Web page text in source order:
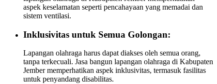
aspek keselamatan seperti pencahayaan yang memadai dan
sistem ventilasi.
Inklusivitas untuk Semua Golongan:
Lapangan olahraga harus dapat diakses oleh semua orang,
tanpa terkecuali. Jasa bangun lapangan olahraga di Kabupaten
Jember memperhatikan aspek inklusivitas, termasuk fasilitas
untuk penyandang disabilitas.